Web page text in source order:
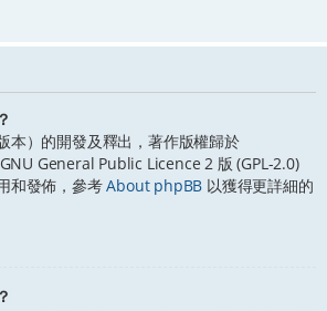
本）的開發及釋出，著作版權歸於
General Public Licence 2 版 (GPL-2.0)
和發佈，參考About phpBB 以獲得更詳細的